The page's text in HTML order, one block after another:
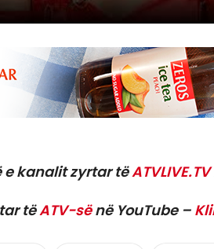
e kanalit zyrtar tëATVLIVE.TV
tëATV-sënë YouTube –